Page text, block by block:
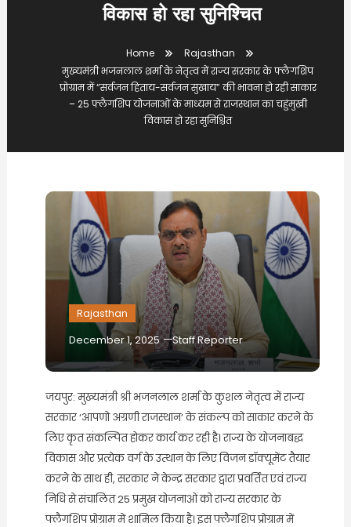
विकास हो रहा सुनिश्चित
Home
Rajasthan
मुख्यमंत्री भजनलाल शर्मा के नेतृत्व में राज्य सरकार के फ्लैगशिप
प्रोग्राम में “सर्वजन हिताय-सर्वजन सुखाय” की भावना हो रही साकार
– 25 फ्लैगशिप योजनाओं के माध्यम से राजस्थान का चहुंमुखी
विकास हो रहा सुनिश्चित
Rajasthan
December 1, 2025 Staff Reporter
जयपुर: मुख्यमंत्री श्री भजनलाल शर्मा के कुशल नेतृत्व में राज्य
सरकार ‘आपणो अग्रणी राजस्थान’ के संकल्प को साकार करने के
लिए कृत संकल्पित होकर कार्य कर रही है। राज्य के योजनाबद्ध
विकास और प्रत्येक वर्ग के उत्थान के लिए विजन डॉक्यूमेंट तैयार
करने के साथ ही, सरकार ने केन्द्र सरकार द्वारा प्रवर्तित एवं राज्य
निधि से संचालित 25 प्रमुख योजनाओं को राज्य सरकार के
फ्लैगशिप प्रोग्राम में शामिल किया है। इस फ्लैगशिप प्रोग्राम में